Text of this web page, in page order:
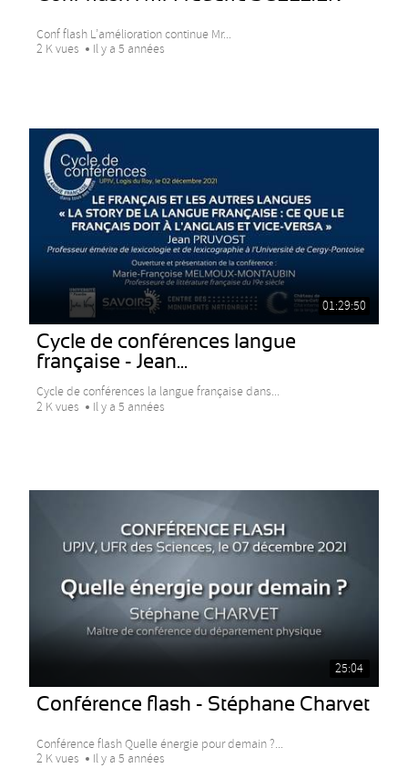
Conf flash L’amélioration continue Mr...
2 K vues
Il y a 5 années
01:29:50
Cycle de conférences langue
française - Jean...
Cycle de conférences la langue française dans...
2 K vues
Il y a 5 années
25:04
Conférence flash - Stéphane Charvet
Conférence flash Quelle énergie pour demain ?...
2 K vues
Il y a 5 années